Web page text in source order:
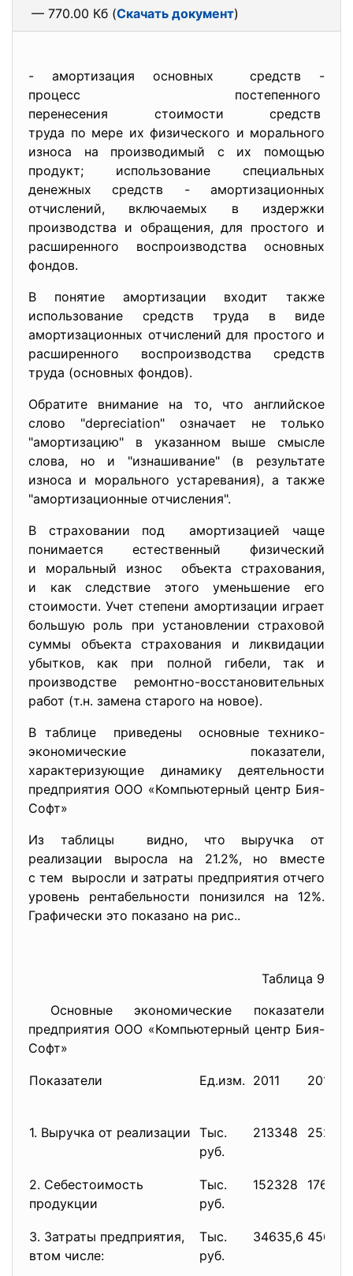
— 770.00 Кб (Скачать документ)
- амортизация основных средств -
процесс постепенного
перенесения стоимости средств
труда по мере их физического и морального
износа на производимый с их помощью
продукт; использование специальных
денежных средств - амортизационных
отчислений, включаемых в издержки
производства и обращения, для простого и
расширенного воспроизводства основных
фондов.
В понятие амортизации входит также
использование средств труда в виде
амортизационных отчислений для простого и
расширенного воспроизводства средств
труда (основных фондов).
Обратите внимание на то, что английское
слово "depreciation" означает не только
"амортизацию" в указанном выше смысле
слова, но и "изнашивание" (в результате
износа и морального устаревания), а также
"амортизационные отчисления".
В страховании под амортизацией чаще
понимается естественный физический
и моральный износ объекта страхования,
и как следствие этого уменьшение его
стоимости. Учет степени амортизации играет
большую роль при установлении страховой
суммы объекта страхования и ликвидации
убытков, как при полной гибели, так и
производстве ремонтно-восстановительных
работ (т.н. замена старого на новое).
В таблице приведены основные технико-
экономические показатели,
характеризующие динамику деятельности
предприятия ООО «Компьютерный центр Бия-
Софт»
Из таблицы видно, что выручка от
реализации выросла на 21.2%, но вместе
с тем выросли и затраты предприятия отчего
уровень рентабельности понизился на 12%.
Графически это показано на рис..
Таблица 9
Основные экономические показатели
предприятия ООО «Компьютерный центр Бия-
Софт»
Показатели Ед.изм. 2011 2012
1. Выручка от реализации Тыс.
руб.
213348 252979
2. Себестоимость
продукции
Тыс.
руб.
152328 176137
3. Затраты предприятия,
втом числе:
Тыс.
руб.
34635,6 45684